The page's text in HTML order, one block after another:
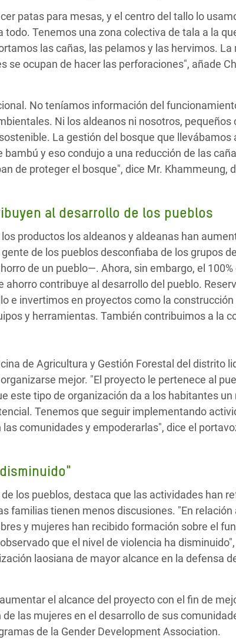
patas para mesas, y el centro del tallo lo
todo. Tenemos una zona colectiva de tala a la
las cañas, las pelamos y las hervimos.
se ocupan de hacer las perforaciones", añade
No teníamos información del
Ni los aldeanos ni nosotros,
La gestión del bosque que llevábamos
y eso condujo a una reducción de las
de proteger el bosque", dice Mr. Khammeung,
al desarrollo de los pueblos
productos los aldeanos y aldeanas han
de los pueblos desconfiaba de los grupos
de un pueblo—. Ahora, sin embargo, el
contribuye al desarrollo del pueblo.
e invertimos en proyectos como la
y herramientas. También contribuimos a la
de Agricultura y Gestión Forestal del distrito
mejor. "El proyecto le pertenece al
este tipo de organización da a los habitantes
Tenemos que seguir implementando
comunidades y empoderarlas", dice el
los pueblos, destaca que las actividades han
familias tienen menos discusiones. "En
y mujeres han recibido formación sobre el
que el nivel de violencia ha
laosiana de mayor alcance en la defensa
el alcance del proyecto con el fin de
las mujeres en el desarrollo de sus
de la Gender Development Association.